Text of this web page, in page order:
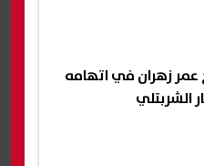
عمر زهران في اتهامه
الشربتلي